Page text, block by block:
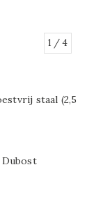
1 / 4
staal (2,5